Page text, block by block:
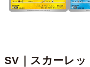
SV｜スカーレッ